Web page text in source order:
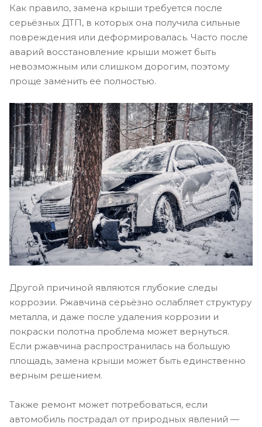
Как правило, замена крыши требуется после
серьёзных ДТП, в которых она получила сильные
повреждения или деформировалась. Часто после
аварий восстановление крыши может быть
невозможным или слишком дорогим, поэтому
проще заменить ее полностью.
Другой причиной являются глубокие следы
коррозии. Ржавчина серьёзно ослабляет структуру
металла, и даже после удаления коррозии и
покраски полотна проблема может вернуться.
Если ржавчина распространилась на большую
площадь, замена крыши может быть единственно
верным решением.
Также ремонт может потребоваться, если
автомобиль пострадал от природных явлений —